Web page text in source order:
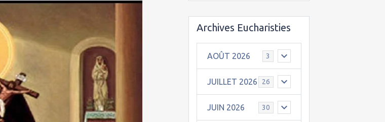
Archives Eucharisties
AOÛT 2026 3
JUILLET 2026 26
JUIN 2026 30